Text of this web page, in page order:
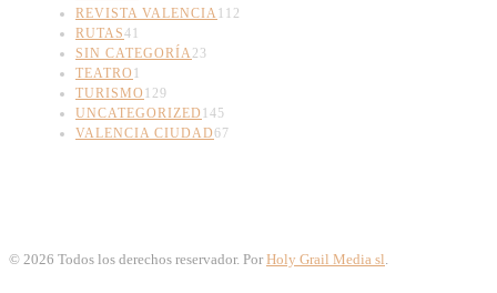
REVISTA VALENCIA112
RUTAS41
SIN CATEGORÍA23
TEATRO 1
TURISMO 129
UNCATEGORIZED 145
VALENCIA CIUDAD67
© 2026 Todos los derechos reservador. Por Holy Grail Media sl